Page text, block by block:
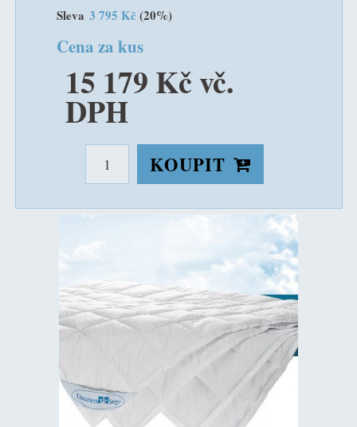
Sleva 3 795 Kč (20%)
Cena za kus
15 179 Kč vč.
DPH
KOUPIT